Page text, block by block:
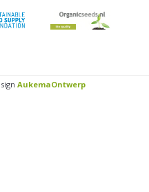
AukemaOntwerp